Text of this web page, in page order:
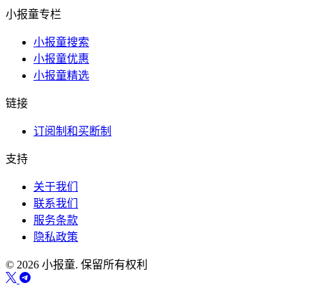
小报童专栏
小报童搜索
小报童优惠
小报童精选
链接
订阅制和买断制
支持
关于我们
联系我们
服务条款
隐私政策
© 2026 小报童. 保留所有权利